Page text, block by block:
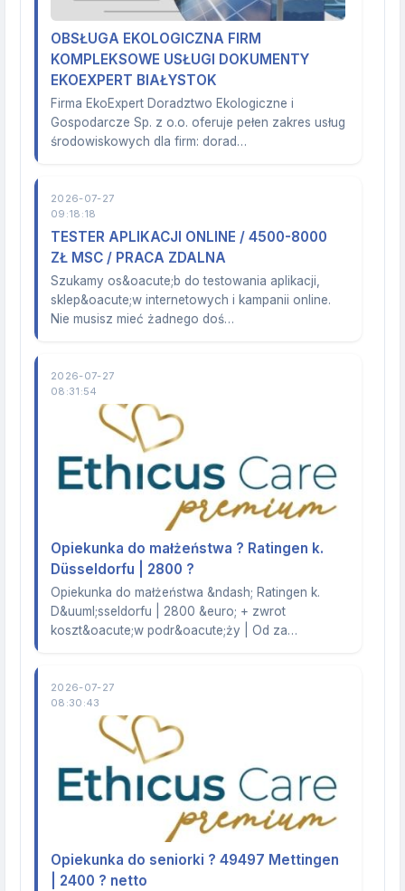
OBSŁUGA EKOLOGICZNA FIRM
KOMPLEKSOWE USŁUGI DOKUMENTY
EKOEXPERT BIAŁYSTOK
Firma EkoExpert Doradztwo Ekologiczne i
Gospodarcze Sp. z o.o. oferuje pełen zakres usług
środowiskowych dla firm: dorad…
2026-07-27
09:18:18
TESTER APLIKACJI ONLINE / 4500-8000
ZŁ MSC / PRACA ZDALNA
Szukamy os&oacute;b do testowania aplikacji,
sklep&oacute;w internetowych i kampanii online.
Nie musisz mieć żadnego doś…
2026-07-27
08:31:54
Opiekunka do małżeństwa ? Ratingen k.
Düsseldorfu | 2800 ?
Opiekunka do małżeństwa &ndash; Ratingen k.
D&uuml;sseldorfu | 2800 &euro; + zwrot
koszt&oacute;w podr&oacute;ży | Od za…
2026-07-27
08:30:43
Opiekunka do seniorki ? 49497 Mettingen
| 2400 ? netto